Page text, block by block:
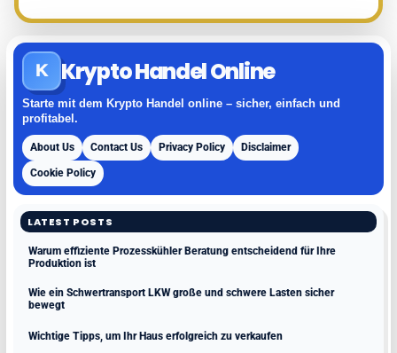
K Krypto Handel Online
Starte mit dem Krypto Handel online – sicher, einfach und
profitabel.
About Us Contact Us Privacy Policy Disclaimer
Cookie Policy
LATEST POSTS
Warum effiziente Prozesskühler Beratung entscheidend für Ihre
Produktion ist
Wie ein Schwertransport LKW große und schwere Lasten sicher
bewegt
Wichtige Tipps, um Ihr Haus erfolgreich zu verkaufen